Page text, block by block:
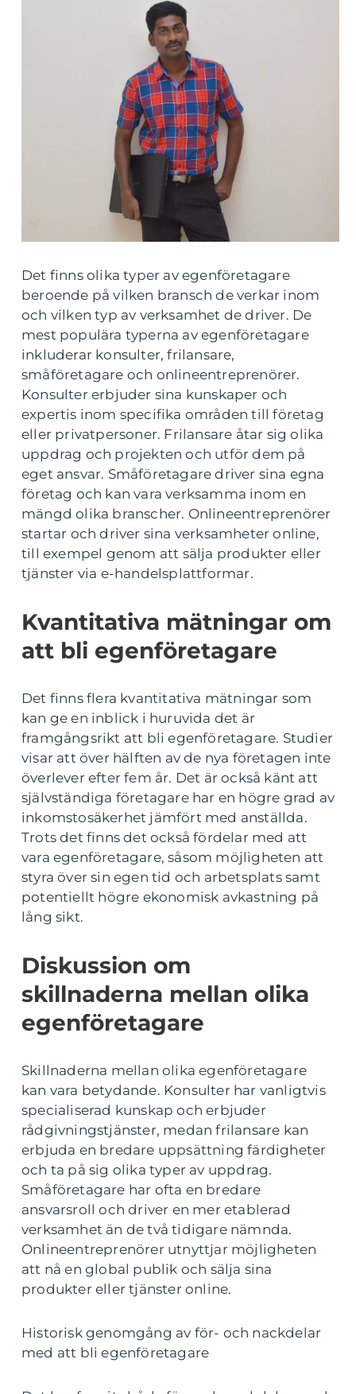
Det finns olika typer av egenföretagare
beroende på vilken bransch de verkar inom
och vilken typ av verksamhet de driver. De
mest populära typerna av egenföretagare
inkluderar konsulter, frilansare,
småföretagare och onlineentreprenörer.
Konsulter erbjuder sina kunskaper och
expertis inom specifika områden till företag
eller privatpersoner. Frilansare åtar sig olika
uppdrag och projekten och utför dem på
eget ansvar. Småföretagare driver sina egna
företag och kan vara verksamma inom en
mängd olika branscher. Onlineentreprenörer
startar och driver sina verksamheter online,
till exempel genom att sälja produkter eller
tjänster via e-handelsplattformar.
Kvantitativa mätningar om
att bli egenföretagare
Det finns flera kvantitativa mätningar som
kan ge en inblick i huruvida det är
framgångsrikt att bli egenföretagare. Studier
visar att över hälften av de nya företagen inte
överlever efter fem år. Det är också känt att
självständiga företagare har en högre grad av
inkomstosäkerhet jämfört med anställda.
Trots det finns det också fördelar med att
vara egenföretagare, såsom möjligheten att
styra över sin egen tid och arbetsplats samt
potentiellt högre ekonomisk avkastning på
lång sikt.
Diskussion om
skillnaderna mellan olika
egenföretagare
Skillnaderna mellan olika egenföretagare
kan vara betydande. Konsulter har vanligtvis
specialiserad kunskap och erbjuder
rådgivningstjänster, medan frilansare kan
erbjuda en bredare uppsättning färdigheter
och ta på sig olika typer av uppdrag.
Småföretagare har ofta en bredare
ansvarsroll och driver en mer etablerad
verksamhet än de två tidigare nämnda.
Onlineentreprenörer utnyttjar möjligheten
att nå en global publik och sälja sina
produkter eller tjänster online.
Historisk genomgång av för- och nackdelar
med att bli egenföretagare